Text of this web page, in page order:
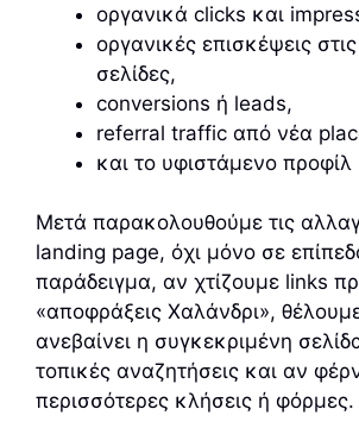
οργανικά clicks και
οργανικές επισκέψεις
σελίδες,
conversions ή leads,
referral traffic από νέα
και το υφιστάμενο
Μετά παρακολουθούμε τις
landing page, όχι μόνο σε
παράδειγμα, αν χτίζουμε links
«αποφράξεις Χαλάνδρι»,
ανεβαίνει η συγκεκριμένη
τοπικές αναζητήσεις και αν
περισσότερες κλήσεις ή φόρμες.